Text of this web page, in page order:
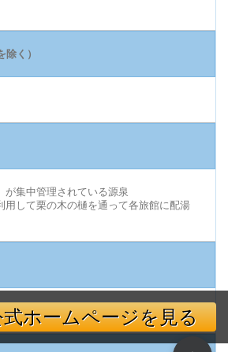
く）
が集中管理されている源泉
用して栗の木の樋を通って各旅館に配湯
式ホームページを見る